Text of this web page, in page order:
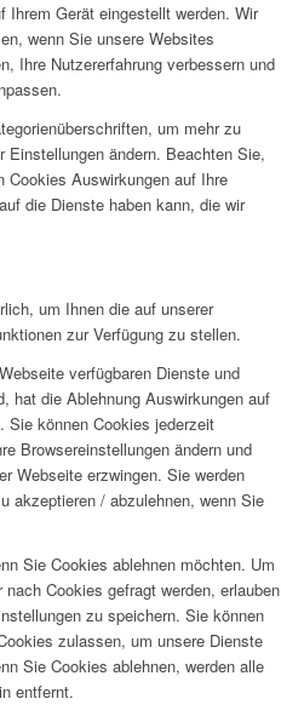
Ihrem Gerät eingestellt werden. Wir
wenn Sie unsere Websites
Ihre Nutzererfahrung verbessern und
um mehr zu
Einstellungen ändern. Beachten Sie,
Auswirkungen auf Ihre
die Dienste haben kann, die wir
um Ihnen die auf unserer
zur Verfügung zu stellen.
verfügbaren Dienste und
hat die Ablehnung Auswirkungen auf
Sie können Cookies jederzeit
Browsereinstellungen ändern und
Webseite erzwingen. Sie werden
akzeptieren / abzulehnen, wenn Sie
Sie Cookies ablehnen möchten. Um
Cookies gefragt werden, erlauben
zu speichern. Sie können
zulassen, um unsere Dienste
Sie Cookies ablehnen, werden alle
entfernt.